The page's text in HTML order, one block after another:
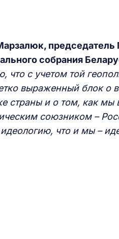
председатель
собрания
что с учетом той
выраженный блок о
страны и о том, как
союзником –
что и мы –